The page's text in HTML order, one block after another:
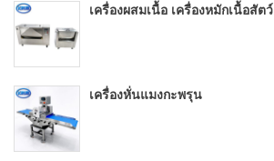
เครื่องผสมเนื้อ เครื่องหมักเนื้อสัตว์
เครื่องหั่นแมงกะพรุน